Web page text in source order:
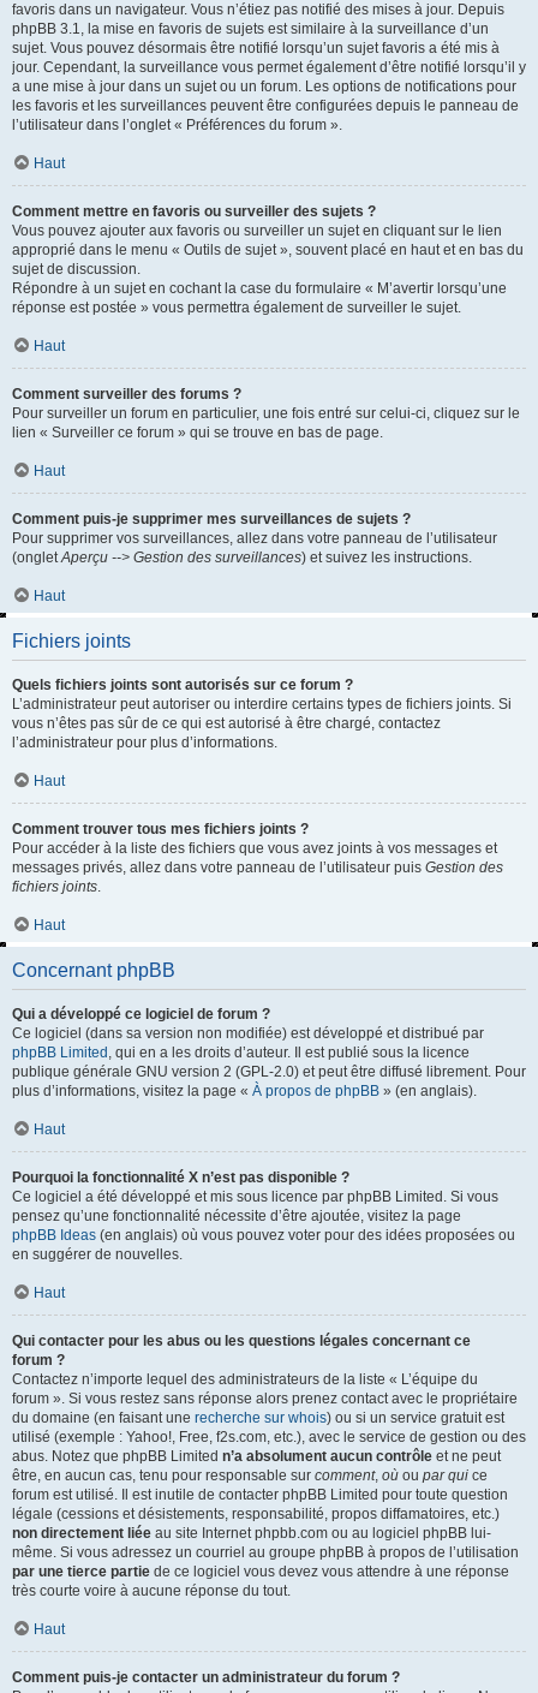
favoris dans un navigateur. Vous n’étiez pas notifié des mises à jour. Depuis
phpBB 3.1, la mise en favoris de sujets est similaire à la surveillance d’un
sujet. Vous pouvez désormais être notifié lorsqu’un sujet favoris a été mis à
jour. Cependant, la surveillance vous permet également d’être notifié lorsqu’il y
a une mise à jour dans un sujet ou un forum. Les options de notifications pour
les favoris et les surveillances peuvent être configurées depuis le panneau de
l’utilisateur dans l’onglet « Préférences du forum ».
Haut
Comment mettre en favoris ou surveiller des sujets ?
Vous pouvez ajouter aux favoris ou surveiller un sujet en cliquant sur le lien
approprié dans le menu « Outils de sujet », souvent placé en haut et en bas du
sujet de discussion.
Répondre à un sujet en cochant la case du formulaire « M’avertir lorsqu’une
réponse est postée » vous permettra également de surveiller le sujet.
Haut
Comment surveiller des forums ?
Pour surveiller un forum en particulier, une fois entré sur celui-ci, cliquez sur le
lien « Surveiller ce forum » qui se trouve en bas de page.
Haut
Comment puis-je supprimer mes surveillances de sujets ?
Pour supprimer vos surveillances, allez dans votre panneau de l’utilisateur
(ongletAperçu --> Gestion des surveillances) et suivez les instructions.
Haut
Fichiers joints
Quels fichiers joints sont autorisés sur ce forum ?
L’administrateur peut autoriser ou interdire certains types de fichiers joints. Si
vous n’êtes pas sûr de ce qui est autorisé à être chargé, contactez
l’administrateur pour plus d’informations.
Haut
Comment trouver tous mes fichiers joints ?
Pour accéder à la liste des fichiers que vous avez joints à vos messages et
messages privés, allez dans votre panneau de l’utilisateur puis Gestion des
fichiers joints.
Haut
Concernant phpBB
Qui a développé ce logiciel de forum ?
Ce logiciel (dans sa version non modifiée) est développé et distribué par
phpBB Limited , qui en a les droits d’auteur. Il est publié sous la licence
publique générale GNU version 2 (GPL-2.0) et peut être diffusé librement. Pour
plus d’informations, visitez la page « À propos de phpBB » (en anglais).
Haut
Pourquoi la fonctionnalité X n’est pas disponible ?
Ce logiciel a été développé et mis sous licence par phpBB Limited. Si vous
pensez qu’une fonctionnalité nécessite d’être ajoutée, visitez la page
phpBB Ideas (en anglais) où vous pouvez voter pour des idées proposées ou
en suggérer de nouvelles.
Haut
Qui contacter pour les abus ou les questions légales concernant ce
forum ?
Contactez n’importe lequel des administrateurs de la liste « L’équipe du
forum ». Si vous restez sans réponse alors prenez contact avec le propriétaire
du domaine (en faisant une recherche sur whois) ou si un service gratuit est
utilisé (exemple : Yahoo!, Free, f2s.com, etc.), avec le service de gestion ou des
abus. Notez que phpBB Limited n’a absolument aucun contrôle et ne peut
être, en aucun cas, tenu pour responsable sur comment, où ou par qui ce
forum est utilisé. Il est inutile de contacter phpBB Limited pour toute question
légale (cessions et désistements, responsabilité, propos diffamatoires, etc.)
non directement liée au site Internet phpbb.com ou au logiciel phpBB lui-
même. Si vous adressez un courriel au groupe phpBB à propos de l’utilisation
par une tierce partie de ce logiciel vous devez vous attendre à une réponse
très courte voire à aucune réponse du tout.
Haut
Comment puis-je contacter un administrateur du forum ?